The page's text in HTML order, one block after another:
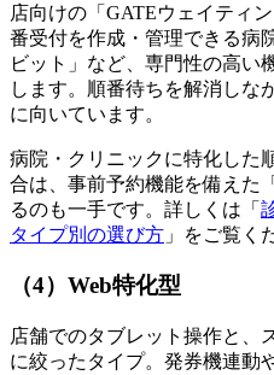
店向けの「GATEウェイティ
番受付を作成・管理できる病
ビット」など、専門性の高い
します。順番待ちを解消しな
に向いています。
病院・クリニックに特化した
合は、事前予約機能を備えた
るのも一手です。詳しくは「
タイプ別の選び方 」をご覧く
（4）Web特化型
店舗でのタブレット操作と、
に絞ったタイプ。発券機連動